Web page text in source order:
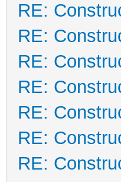
RE:
RE:
RE:
RE:
RE:
RE:
RE: